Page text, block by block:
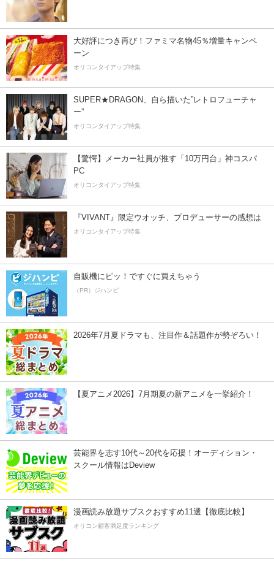
大好評につき再び！ファミマ名物45％増量キャンペ
ーン
オリコンタイアップ特集
SUPER★DRAGON、自ら描いた”レトロフューチャ
ー”
オリコンタイアップ特集
【驚愕】メーカー社員が推す「10万円台」神コスパ
PC
オリコンタイアップ特集
『VIVANT』限定ウオッチ、プロデューサーの感想は
オリコンタイアップ特集
自販機にピッ！ですぐに買えちゃう
（PR）ジハンピ
2026年7月夏ドラマも、注目作＆話題作が勢ぞろい！
【夏アニメ2026】7月期夏の新アニメを一挙紹介！
芸能界を志す10代～20代を応援！オーディション・
スクール情報はDeview
漫画読み放題サブスクおすすめ11選【徹底比較】
オリコン顧客満足度ランキング